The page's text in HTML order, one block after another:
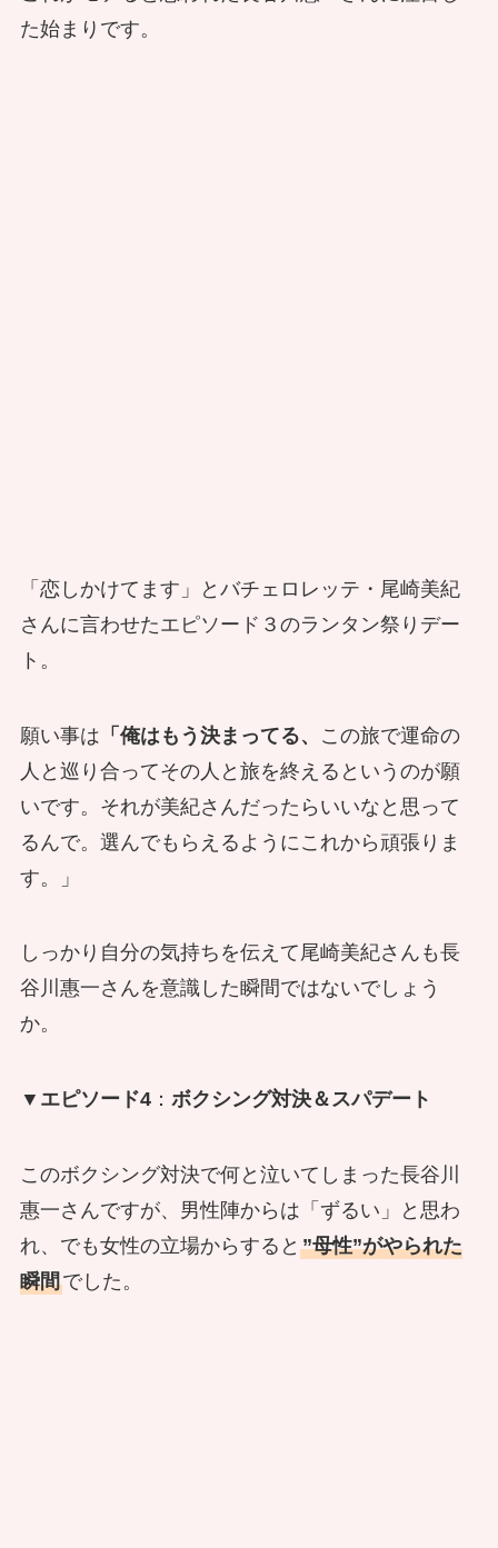
た始まりです。
「恋しかけてます」とバチェロレッテ・尾崎美紀
さんに言わせたエピソード３のランタン祭りデー
ト。
願い事は 「俺はもう決まってる、
この旅で運命の
人と巡り合ってその人と旅を終えるというのが願
いです。それが美紀さんだったらいいなと思って
るんで。選んでもらえるようにこれから頑張りま
す。」
しっかり自分の気持ちを伝えて尾崎美紀さんも長
谷川惠一さんを意識した瞬間ではないでしょう
か。
▼エピソード4： ボクシング対決＆スパデート
このボクシング対決で何と泣いてしまった長谷川
惠一さんですが、男性陣からは「ずるい」と思わ
れ、でも女性の立場からすると ”母性”がやられた
瞬間でした。